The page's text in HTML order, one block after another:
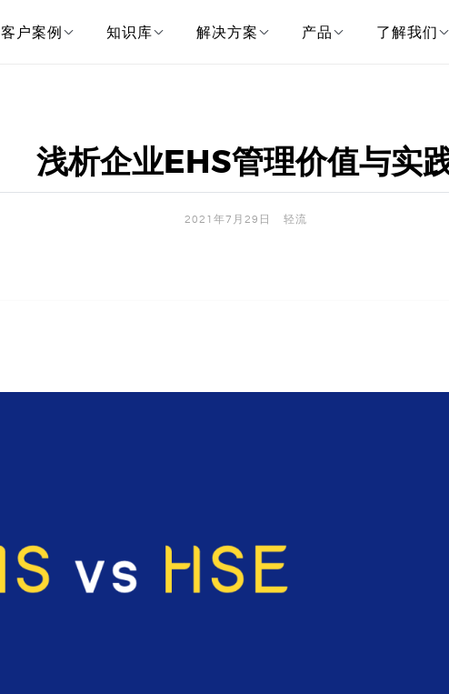
客户案例 知识库 解决方案 产品 了解我们
浅析企业EHS管理价值与实
2021年7月29日 轻流